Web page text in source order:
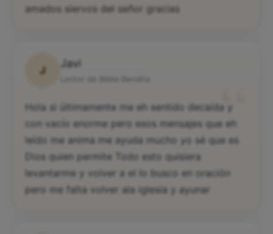
amados siervos del señor gracias
J
Javi
“
Hola si últimamente me eh sentido decaída y
con vacío enorme pero esos mensajes que eh
leído me anima me ayuda mucho yo sé que es
Dios quien permite Todo esto quisiera
levantarme y volver a el lo busco en oración
pero me falta volver ala iglesia y ayunar